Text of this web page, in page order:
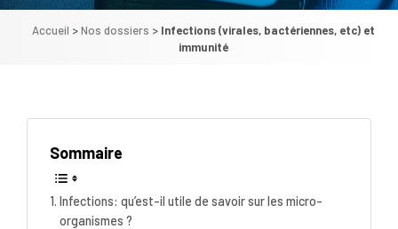
Accueil >Nos dossiers > Infections (virales, bactériennes, etc) et
immunité
Sommaire
Infections: qu’est-il utile de savoir sur les micro-
organismes ?